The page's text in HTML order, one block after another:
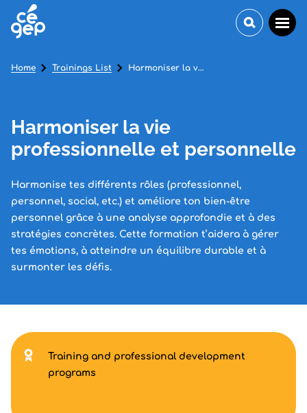
Harmoniser la vie
professionnelle et personnelle
Harmonise tes différents rôles (professionnel,
personnel, social, etc.) et améliore ton bien-être
personnel grâce à une analyse approfondie et à des
stratégies concrètes. Cette formation t’aidera à gérer
tes émotions, à atteindre un équilibre durable et à
surmonter les défis.
Home Trainings List Harmoniser la vie professionnelle et personnelle
Training and professional development
programs